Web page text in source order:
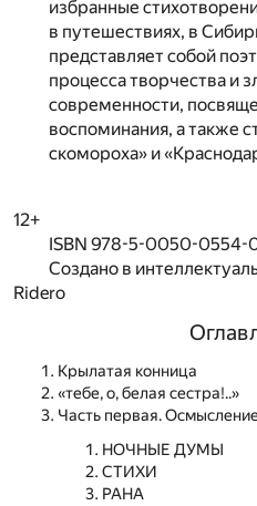
избранные
в путешествиях, в
представляет собой
процесса творчества и
современности,
воспоминания, а также
скомороха» и
12+
ISBN 978-5-0050-0554-
Создано в
Ridero
Крылатая конница
«тебе, о, белая сестра!..»
Часть первая.
НОЧНЫЕ ДУМЫ
СТИХИ
РАНА